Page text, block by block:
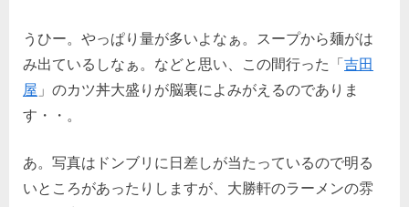
うひー。やっぱり量が多いよなぁ。スープから麺がは
み出ているしなぁ。などと思い、この間行った「吉田
屋 」のカツ丼大盛りが脳裏によみがえるのでありま
す・・。
あ。写真はドンブリに日差しが当たっているので明る
いところがあったりしますが、大勝軒のラーメンの雰